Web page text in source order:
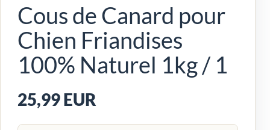
Cous de Canard pour
Chien Friandises
100% Naturel 1kg / 1
25,99 EUR